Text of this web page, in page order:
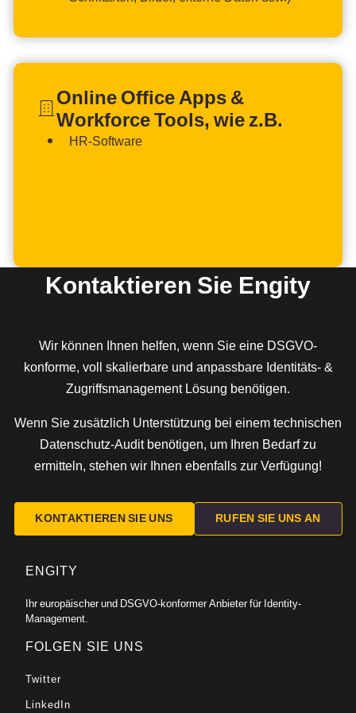
Online Office Apps &
Workforce Tools, wie z.B.
HR-Software
Kontaktieren Sie Engity
Wir können Ihnen helfen, wenn Sie eine DSGVO-
konforme, voll skalierbare und anpassbare Identitäts- &
Zugriffsmanagement Lösung benötigen.
Wenn Sie zusätzlich Unterstützung bei einem technischen
Datenschutz-Audit benötigen, um Ihren Bedarf zu
ermitteln, stehen wir Ihnen ebenfalls zur Verfügung!
KONTAKTIEREN SIE UNS RUFEN SIE UNS AN
ENGITY
Ihr europäischer und DSGVO-konformer Anbieter für Identity-
Management.
FOLGEN SIE UNS
Twitter
LinkedIn